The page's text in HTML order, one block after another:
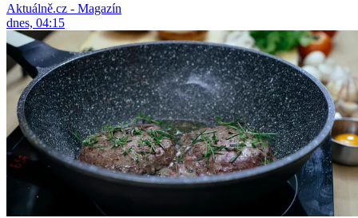
Aktuálně.cz - Magazín
dnes, 04:15